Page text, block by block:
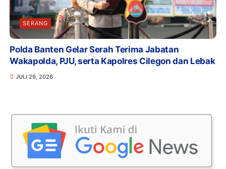
SERANG
Polda Banten Gelar Serah Terima Jabatan
Wakapolda, PJU, serta Kapolres Cilegon dan Lebak
JULI 29, 2026